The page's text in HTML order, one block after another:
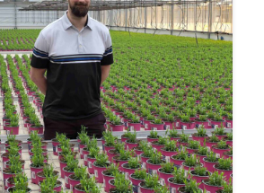
varhainen vuosi. Koroisten
viljelmille pikkutaimia ja
Valmiit tuotteet menevät
Lue koko artikkeli
numerosta3/2025.
jutun lopusta.